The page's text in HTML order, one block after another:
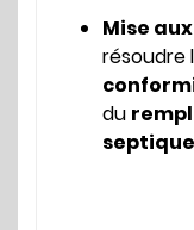
Mise
résoudre
du
septique